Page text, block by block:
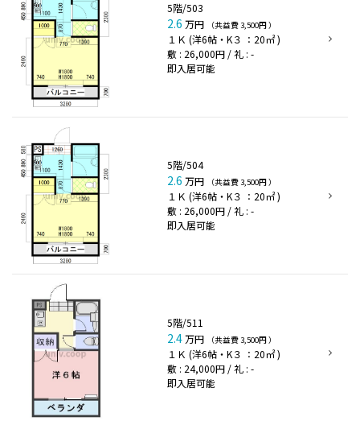
5階/503
2.6 万円 （共益費 3,500円 ）
１Ｋ (洋6帖・K３ ：20㎡ )
敷 : 26,000円 / 礼 : -
即入居可能
5階/504
2.6 万円 （共益費 3,500円 ）
１Ｋ (洋6帖・K３ ：20㎡ )
敷 : 26,000円 / 礼 : -
即入居可能
5階/511
2.4万円 （共益費 3,500円 ）
１Ｋ (洋6帖・K３ ：20㎡ )
敷 : 24,000円 / 礼 : -
即入居可能